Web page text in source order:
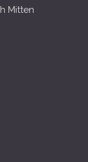
Mitten